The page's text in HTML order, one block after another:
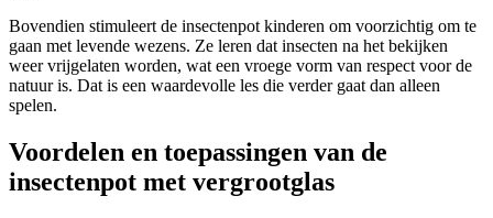
Bovendien stimuleert de insectenpot kinderen om voorzichtig om te
gaan met levende wezens. Ze leren dat insecten na het bekijken
weer vrijgelaten worden, wat een vroege vorm van respect voor de
natuur is. Dat is een waardevolle les die verder gaat dan alleen
spelen.
Voordelen en toepassingen van de
insectenpot met vergrootglas